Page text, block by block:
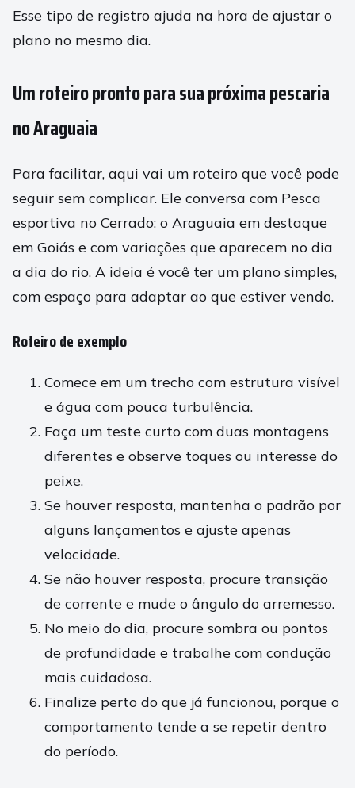
Esse tipo de registro ajuda na hora de ajustar o
plano no mesmo dia.
Um roteiro pronto para sua próxima pescaria
no Araguaia
Para facilitar, aqui vai um roteiro que você pode
seguir sem complicar. Ele conversa com Pesca
esportiva no Cerrado: o Araguaia em destaque
em Goiás e com variações que aparecem no dia
a dia do rio. A ideia é você ter um plano simples,
com espaço para adaptar ao que estiver vendo.
Roteiro de exemplo
Comece em um trecho com estrutura visível
e água com pouca turbulência.
Faça um teste curto com duas montagens
diferentes e observe toques ou interesse do
peixe.
Se houver resposta, mantenha o padrão por
alguns lançamentos e ajuste apenas
velocidade.
Se não houver resposta, procure transição
de corrente e mude o ângulo do arremesso.
No meio do dia, procure sombra ou pontos
de profundidade e trabalhe com condução
mais cuidadosa.
Finalize perto do que já funcionou, porque o
comportamento tende a se repetir dentro
do período.